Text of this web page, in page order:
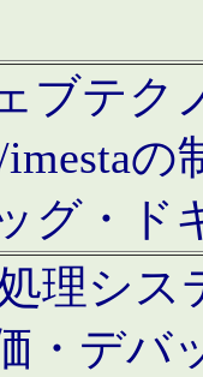
ブテク
imesta
グ・ド
理シ
・デバ